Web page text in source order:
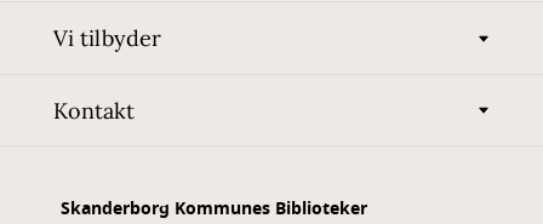
Vi tilbyder
Kontakt
Skanderborg Kommunes Biblioteker